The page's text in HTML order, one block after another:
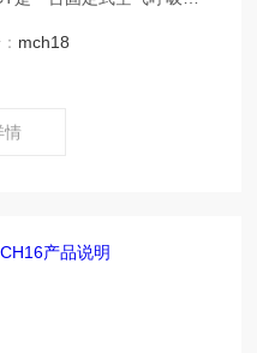
动停机,一键启动,可快速
软管,可同时为两只气瓶
mch18
情